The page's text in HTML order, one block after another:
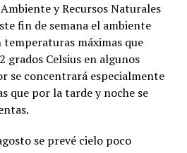
y Recursos Naturales
fin de semana el ambiente
temperaturas máximas que
grados Celsius en algunos
se concentrará especialmente
que por la tarde y noche se
se prevé cielo poco